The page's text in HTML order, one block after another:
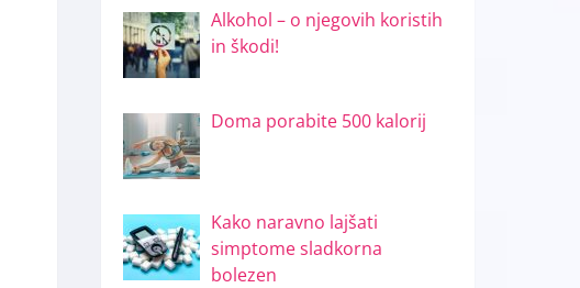
Alkohol – o njegovih koristih
in škodi!
Doma porabite 500 kalorij
Kako naravno lajšati
simptome sladkorna
bolezen